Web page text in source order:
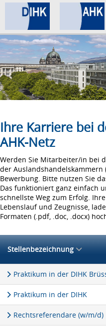
Home
Datenschutz
Impressum
Ihre Karriere bei
AHK-Netz
Werden Sie Mitarbeiter/in bei
der Auslandshandelskammern
Bewerbung. Bitte nutzen Sie
Das funktioniert ganz einfach
schnellste Weg zum Erfolg.
Lebenslauf und Zeugnisse,
Formaten (.pdf, .doc, .docx)
Stellenbezeichnung
Praktikum in der DIHK
Praktikum in der DIHK
Rechtsreferendare (w/m/d)